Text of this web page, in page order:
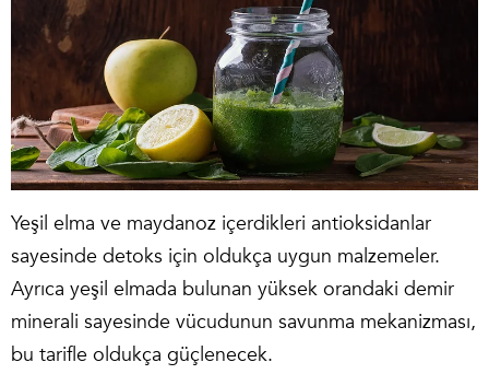
Yeşil elma ve maydanoz içerdikleri antioksidanlar
sayesinde detoks için oldukça uygun malzemeler.
Ayrıca yeşil elmada bulunan yüksek orandaki demir
minerali sayesinde vücudunun savunma mekanizması,
bu tarifle oldukça güçlenecek.